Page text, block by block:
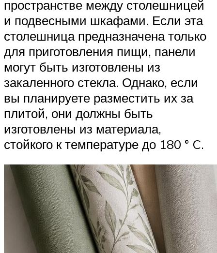
пространстве между столешницей
и подвесными шкафами. Если эта
столешница предназначена только
для приготовления пищи, панели
могут быть изготовлены из
закаленного стекла. Однако, если
вы планируете разместить их за
плитой, они должны быть
изготовлены из материала,
стойкого к температуре до 180 ° C.